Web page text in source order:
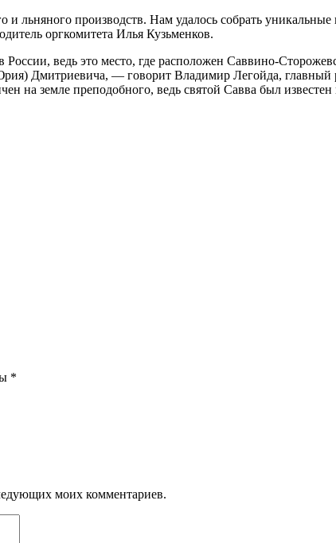
и льняного производств. Нам удалось собрать
оргкомитета Илья Кузьменков.
ведь это место, где расположен Саввино-
Дмитриевича, — говорит Владимир Легойда,
на земле преподобного, ведь святой Савва был
*
моих комментариев.